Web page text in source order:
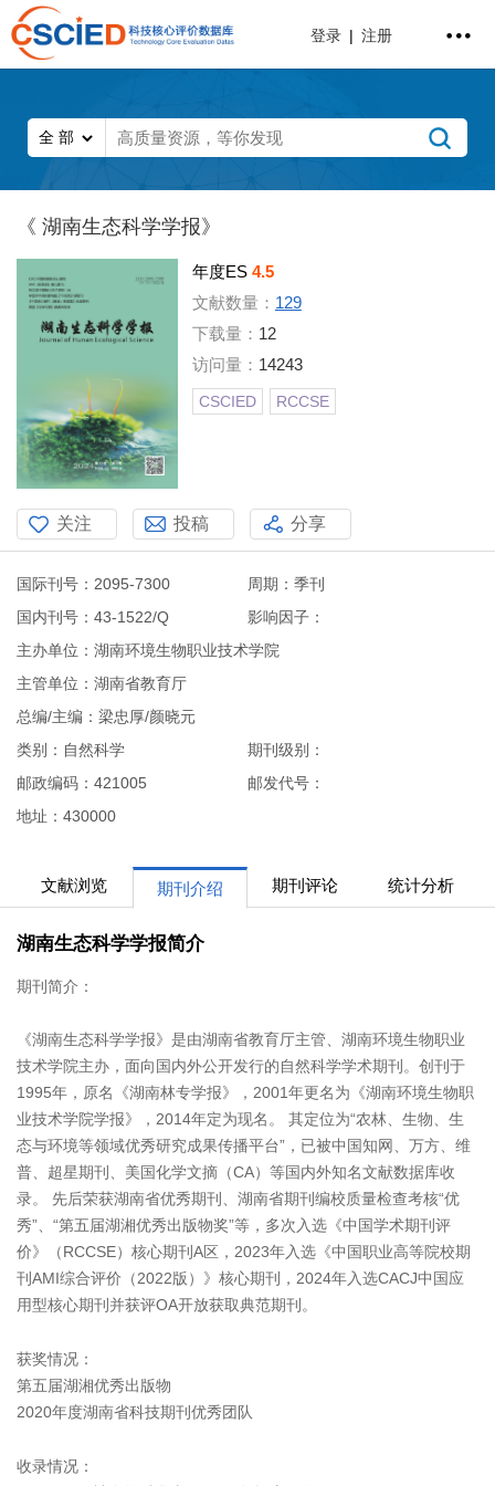
登录 | 注册
《 湖南生态科学学报》
年度ES 4.5
文献数量： 129
下载量： 12
访问量： 14243
CSCIED RCCSE
关注 投稿 分享
国际刊号：2095-7300
周期：季刊
国内刊号：43-1522/Q
影响因子：
主办单位：湖南环境生物职业技术学院
主管单位：湖南省教育厅
总编/主编：梁忠厚/颜晓元
类别：自然科学
期刊级别：
邮政编码：421005
邮发代号：
地址：430000
文献浏览 期刊介绍 期刊评论 统计分析
湖南生态科学学报简介
期刊简介：
《湖南生态科学学报》是由湖南省教育厅主管、湖南环境生物职业
技术学院主办，面向国内外公开发行的自然科学学术期刊。创刊于
1995年，原名《湖南林专学报》，2001年更名为《湖南环境生物职
业技术学院学报》，2014年定为现名。 其定位为“农林、生物、生
态与环境等领域优秀研究成果传播平台”，已被中国知网、万方、维
普、超星期刊、美国化学文摘（CA）等国内外知名文献数据库收
录。 先后荣获湖南省优秀期刊、湖南省期刊编校质量检查考核“优
秀”、“第五届湖湘优秀出版物奖”等，多次入选《中国学术期刊评
价》（RCCSE）核心期刊A区，2023年入选《中国职业高等院校期
刊AMI综合评价（2022版）》核心期刊，2024年入选CACJ中国应
用型核心期刊并获评OA开放获取典范期刊。
获奖情况：
第五届湖湘优秀出版物
2020年度湖南省科技期刊优秀团队
收录情况：